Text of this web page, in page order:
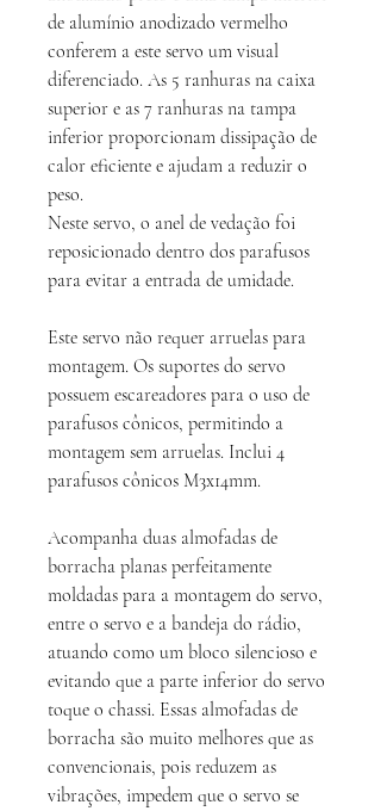
de alumínio anodizado vermelho
conferem a este servo um visual
diferenciado. As 5 ranhuras na caixa
superior e as 7 ranhuras na tampa
inferior proporcionam dissipação de
calor eficiente e ajudam a reduzir o
peso.
Neste servo, o anel de vedação foi
reposicionado dentro dos parafusos
para evitar a entrada de umidade.
Este servo não requer arruelas para
montagem. Os suportes do servo
possuem escareadores para o uso de
parafusos cônicos, permitindo a
montagem sem arruelas. Inclui 4
parafusos cônicos M3x14mm.
Acompanha duas almofadas de
borracha planas perfeitamente
moldadas para a montagem do servo,
entre o servo e a bandeja do rádio,
atuando como um bloco silencioso e
evitando que a parte inferior do servo
toque o chassi. Essas almofadas de
borracha são muito melhores que as
convencionais, pois reduzem as
vibrações, impedem que o servo se